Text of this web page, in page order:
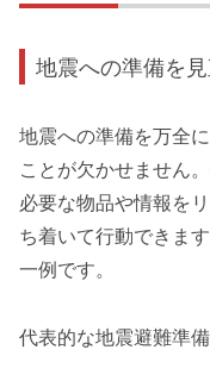
地震への準備を
地震への準備を万全
ことが欠かせません
必要な物品や情報を
ち着いて行動できま
一例です。
代表的な地震避難準